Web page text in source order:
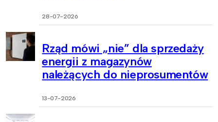
28-07-2026
Rząd mówi „nie” dla sprzedaży
energii z magazynów
należących do nieprosumentów
13-07-2026